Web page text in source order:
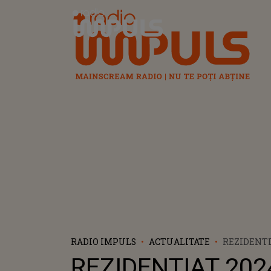
Radio Impuls
RADIO IMPULS ACTUALITATE